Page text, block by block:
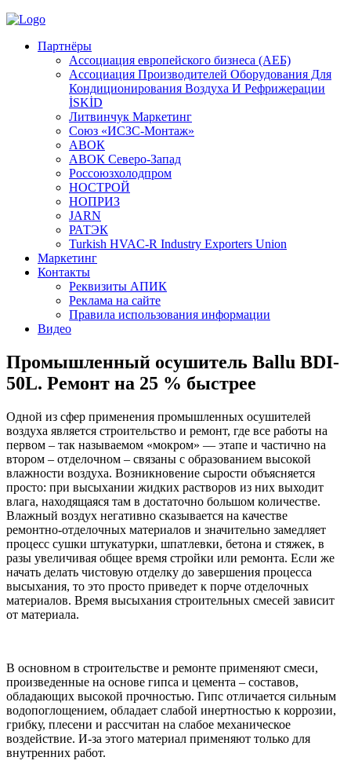
Партнёры
Ассоциация европейского бизнеса (АЕБ)
Aссоциация Производителей Оборудования Для
Кондиционирования Воздуха И Рефрижерации
İSKİD
Литвинчук Маркетинг
Союз «ИСЗС-Монтаж»
АВОК
АВОК Северо-Запад
Россоюзхолодпром
НОСТРОЙ
НОПРИЗ
JARN
РАТЭК
Turkish HVAC-R Industry Exporters Union
Маркетинг
Контакты
Реквизиты АПИК
Реклама на сайте
Правила использования информации
Видео
Промышленный осушитель Ballu BDI-
50L. Ремонт на 25 % быстрее
Одной из сфер применения промышленных осушителей
воздуха является строительство и ремонт, где все работы на
первом – так называемом «мокром» — этапе и частично на
втором – отделочном – связаны с образованием высокой
влажности воздуха. Возникновение сырости объясняется
просто: при высыхании жидких растворов из них выходит
влага, находящаяся там в достаточно большом количестве.
Влажный воздух негативно сказывается на качестве
ремонтно-отделочных материалов и значительно замедляет
процесс сушки штукатурки, шпатлевки, бетона и стяжек, в
разы увеличивая общее время стройки или ремонта. Если же
начать делать чистовую отделку до завершения процесса
высыхания, то это просто приведет к порче отделочных
материалов. Время высыхания строительных смесей зависит
от материала.
В основном в строительстве и ремонте применяют смеси,
произведенные на основе гипса и цемента – составов,
обладающих высокой прочностью. Гипс отличается сильным
водопоглощением, обладает слабой инертностью к коррозии,
грибку, плесени и рассчитан на слабое механическое
воздействие. И-за этого материал применяют только для
внутренних работ.